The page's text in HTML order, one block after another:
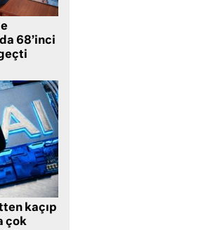
68’inci
kaçıp
çok